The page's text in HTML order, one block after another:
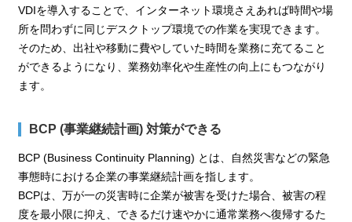
VDIを導入することで、インターネット環境さえあれば時間や場
所を問わずに同じデスクトップ環境での作業を実現できます。
そのため、出社や移動に費やしていた時間を業務に充てること
ができるようになり、業務効率化や生産性の向上にもつながり
ます。
BCP (事業継続計画) 対策ができる
BCP (Business Continuity Planning) とは、自然災害などの緊急
事態時における企業の事業継続計画を指します。
BCPは、万が一の災害時に企業が被害を受けた場合、被害の程
度を最小限に抑え、できるだけ速やかに通常業務へ復帰するた